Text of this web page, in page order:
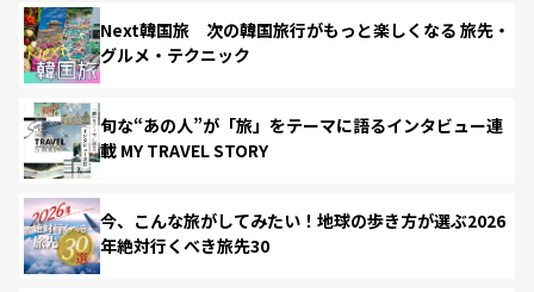
Next韓国旅 次の韓国旅行がもっと楽しくなる 旅先・
グルメ・テクニック
旬な“あの人”が「旅」をテーマに語るインタビュー連
載 MY TRAVEL STORY
今、こんな旅がしてみたい！地球の歩き方が選ぶ2026
年絶対行くべき旅先30